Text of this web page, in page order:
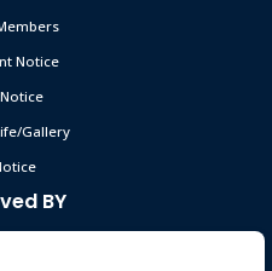
Notice
Gallery
BY